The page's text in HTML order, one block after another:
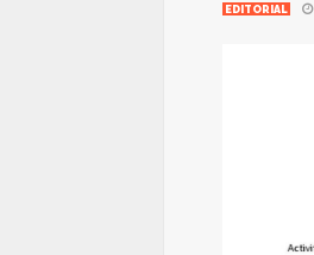
EDITORIAL